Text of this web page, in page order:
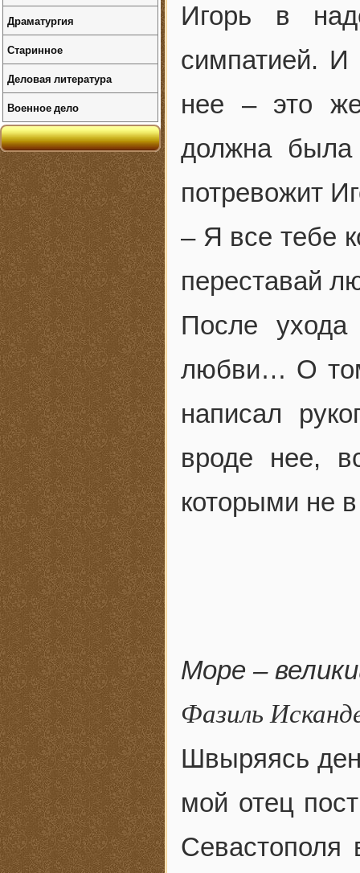
Игорь в
симпатией.
нее – это
должна
потревожит
– Я все тебе
переставай
После
любви… О
написал
вроде нее,
которыми не
Море –
Фазиль
Швыряясь
мой отец
Севастополя
Драматургия
Старинное
Деловая литература
Военное дело